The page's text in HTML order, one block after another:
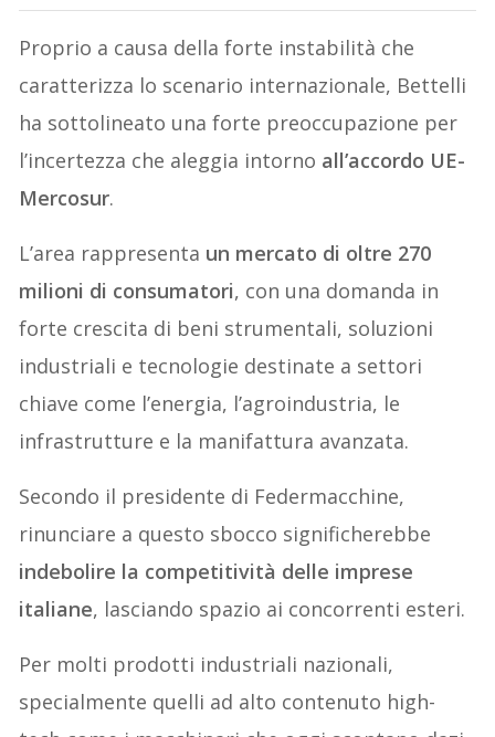
Proprio a causa della forte instabilità che
caratterizza lo scenario internazionale, Bettelli
ha sottolineato una forte preoccupazione per
l’incertezza che aleggia intorno all’accordo UE-
Mercosur.
L’area rappresenta un mercato di oltre 270
milioni di consumatori, con una domanda in
forte crescita di beni strumentali, soluzioni
industriali e tecnologie destinate a settori
chiave come l’energia, l’agroindustria, le
infrastrutture e la manifattura avanzata.
Secondo il presidente di Federmacchine,
rinunciare a questo sbocco significherebbe
indebolire la competitività delle imprese
italiane, lasciando spazio ai concorrenti esteri.
Per molti prodotti industriali nazionali,
specialmente quelli ad alto contenuto high-